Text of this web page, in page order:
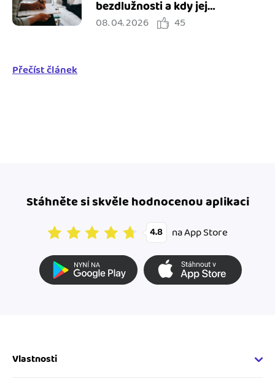
bezdlužnosti a kdy jej
potřebuji?
08. 04. 2026 45
Přečíst článek
Stáhněte si skvěle hodnocenou aplikaci
4.8 na App Store
Vlastnosti
Fakturační vlastnosti